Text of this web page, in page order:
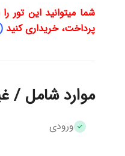
پرداخت، خریداری کنید
موارد شامل /
ورودی